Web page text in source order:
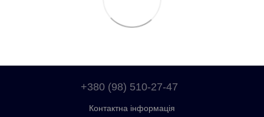
+380 (98) 510-27-47
Контактна інформація